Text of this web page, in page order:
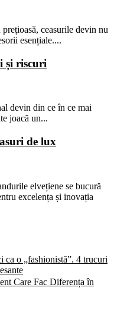
ceasurile devin nu
esențiale....
și riscuri
devin din ce în ce mai
joacă un...
de lux
elvețiene se bucură
excelența și inovația
ca o „fashionistă”. 4 trucuri
Care Fac Diferența în